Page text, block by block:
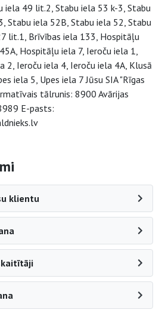
iela 49 lit.2, Stabu iela 53 k-3, Stabu
Stabu iela 52B, Stabu iela 52, Stabu
lit.1, Brīvības iela 133, Hospitāļu
Hospitāļu iela 7, Ieroču iela 1,
2, Ieroču iela 4, Ieroču iela 4A, Klusā
iela 5, Upes iela 7 Jūsu SIA "Rīgas
tālrunis: 8900 Avārijas
E-pasts:
klientu